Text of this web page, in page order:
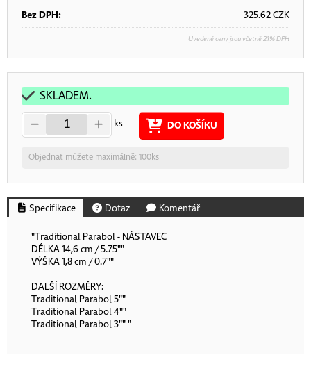
Bez DPH: 325.62CZK
Uvedené ceny jsou včetně 21% DPH
SKLADEM.
ks DO KOŠÍKU
Objednat můžete maximálně: 100ks
Specifikace Dotaz Komentář
"Traditional Parabol - NÁSTAVEC
DÉLKA 14,6 cm / 5.75""
VÝŠKA 1,8 cm / 0.7""
DALŠÍ ROZMĚRY:
Traditional Parabol 5""
Traditional Parabol 4""
Traditional Parabol 3"" "